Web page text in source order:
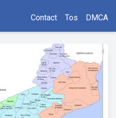
Contact Tos DMCA